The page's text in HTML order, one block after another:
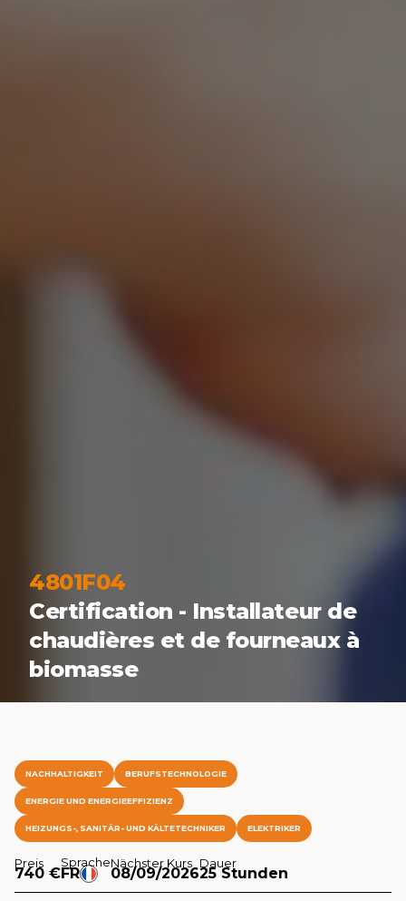
4801F04
Certification - Installateur de
chaudières et de fourneaux à
biomasse
NACHHALTIGKEIT BERUFSTECHNOLOGIE
ENERGIE UND ENERGIEEFFIZIENZ
HEIZUNGS-, SANITÄR- UND KÄLTETECHNIKER ELEKTRIKER
Preis
740 €
Sprache
FR
Nächster Kurs
08/09/2026
Dauer
25 Stunden